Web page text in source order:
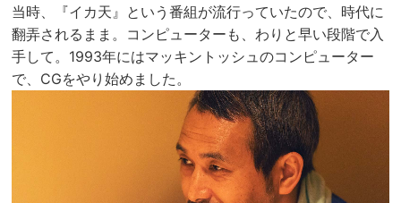
当時、『イカ天』という番組が流行っていたので、時代に
翻弄されるまま。コンピューターも、わりと早い段階で入
手して。1993年にはマッキントッシュのコンピューター
で、CGをやり始めました。